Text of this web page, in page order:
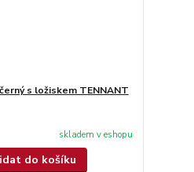
s ložiskem TENNANT
skladem v eshopu
do košíku